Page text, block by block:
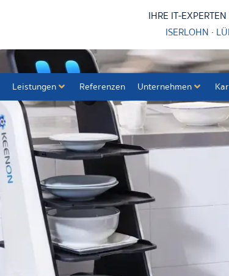
IHRE IT-
ISERLOHN ·
Leistungen Referenzen Unternehmen